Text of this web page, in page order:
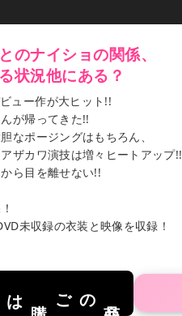
のナイショの関係、
状況他にある？
ュー作が大ヒット!!
が帰ってきた!!
なポージングはもちろん、
ザカワ演技は増々ヒートアップ!!
ら目を離せない!!
未収録の衣装と映像を収録！
のご